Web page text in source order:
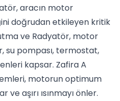
aracın motor
doğrudan etkileyen kritik
ve Radyatör, motor
su pompası, termostat,
kapsar. Zafira A
motorun optimum
ve aşırı ısınmayı önler.